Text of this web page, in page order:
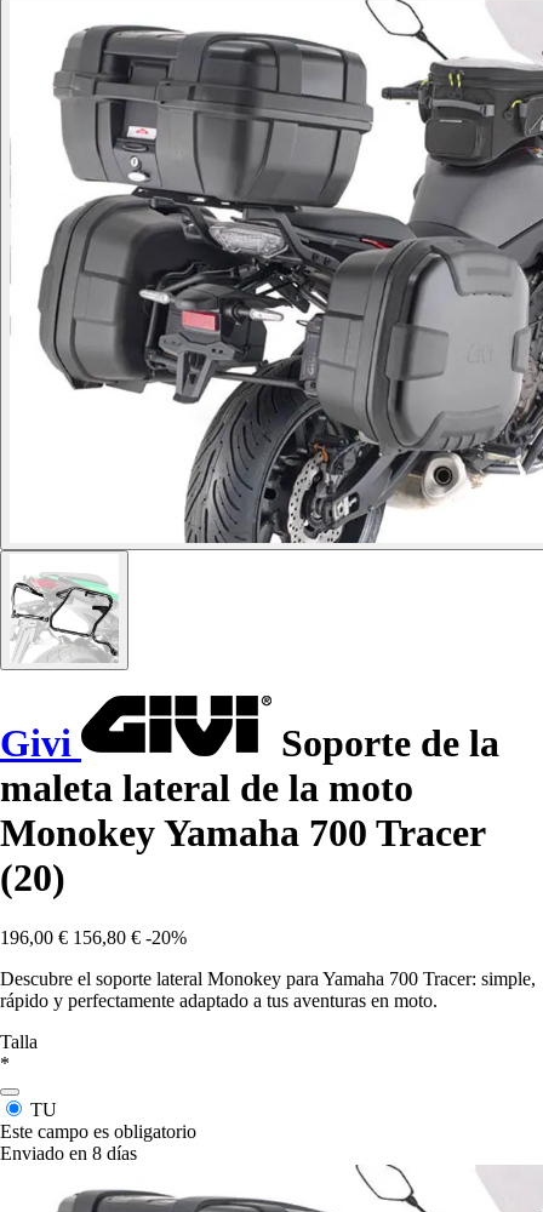
Givi
Soporte de la
maleta lateral de la moto
Monokey Yamaha 700 Tracer
(20)
196,00 € 156,80 € -20%
Descubre el soporte lateral Monokey para Yamaha 700 Tracer: simple,
rápido y perfectamente adaptado a tus aventuras en moto.
Talla
*
TU
Este campo es obligatorio
Enviado en 8 días